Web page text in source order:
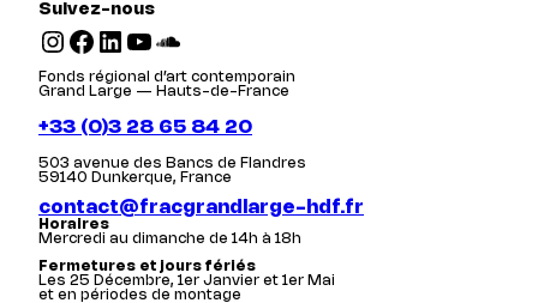
Suivez-nous
Instagram Facebook LinkedIn YouTube SoundCloud
Fonds régional d’art contemporain
Grand Large — Hauts-de-France
+33 (0)3 28 65 84 20
503 avenue des Bancs de Flandres
59140 Dunkerque, France
contact@fracgrandlarge-hdf.fr
Horaires
Mercredi au dimanche de 14h à 18h
Fermetures et jours fériés
Les 25 Décembre, 1er Janvier et 1er Mai
et en périodes de montage